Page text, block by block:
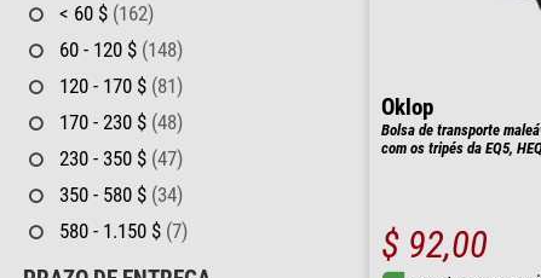
< 60 $ (162)
60 - 120 $ (148)
120 - 170 $ (81)
170 - 230 $ (48)
230 - 350 $ (47)
350 - 580 $ (34)
580 - 1.150 $ (7)
Oklop
Bolsa de transporte
com os tripés da EQ5,
$ 92,00